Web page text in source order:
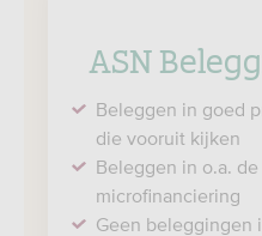
ASN
Beleggen in goed
die vooruit kijken
Beleggen in o.a.
microfinanciering
Geen beleggingen